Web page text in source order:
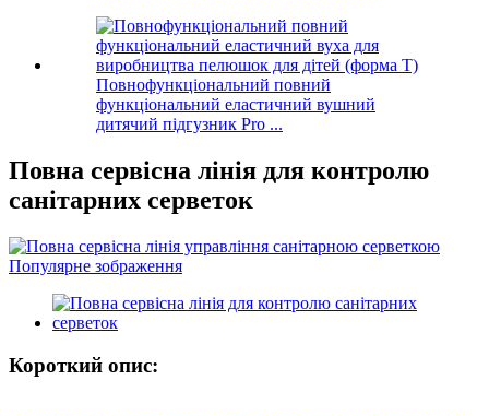
Повнофункціональний повний
функціональний еластичний вушний
дитячий підгузник Pro ...
Повна сервісна лінія для контролю
санітарних серветок
Короткий опис: